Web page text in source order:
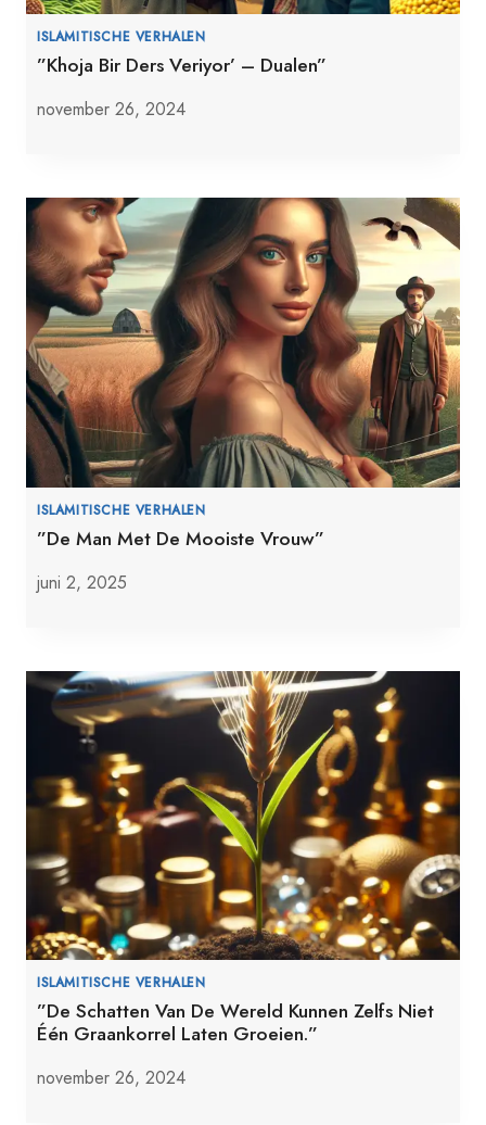
ISLAMITISCHE VERHALEN
”Khoja Bir Ders Veriyor’ – Dualen”
november 26, 2024
ISLAMITISCHE VERHALEN
”De Man Met De Mooiste Vrouw”
juni 2, 2025
ISLAMITISCHE VERHALEN
”De Schatten Van De Wereld Kunnen Zelfs Niet
Één Graankorrel Laten Groeien.”
november 26, 2024